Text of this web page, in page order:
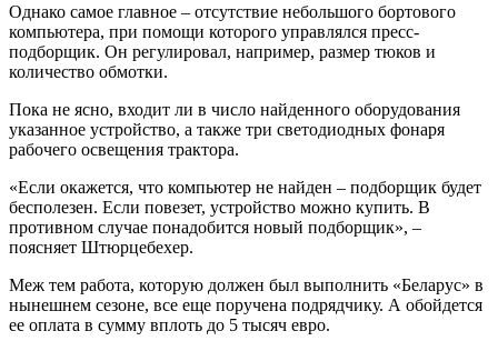
Однако самое главное – отсутствие небольшого бортового
компьютера, при помощи которого управлялся пресс-
подборщик. Он регулировал, например, размер тюков и
количество обмотки.
Пока не ясно, входит ли в число найденного оборудования
указанное устройство, а также три светодиодных фонаря
рабочего освещения трактора.
«Если окажется, что компьютер не найден – подборщик будет
бесполезен. Если повезет, устройство можно купить. В
противном случае понадобится новый подборщик», –
поясняет Штюрцебехер.
Меж тем работа, которую должен был выполнить «Беларус» в
нынешнем сезоне, все еще поручена подрядчику. А обойдется
ее оплата в сумму вплоть до 5 тысяч евро.